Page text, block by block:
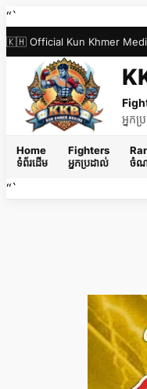
Skip
to
content
“`
🇰🇭 Official Kun Khmer Media &
អ្នក
Home
ទំព័រដើម
Fighters
អ្នកប្រដាល់
ចំណ
“`